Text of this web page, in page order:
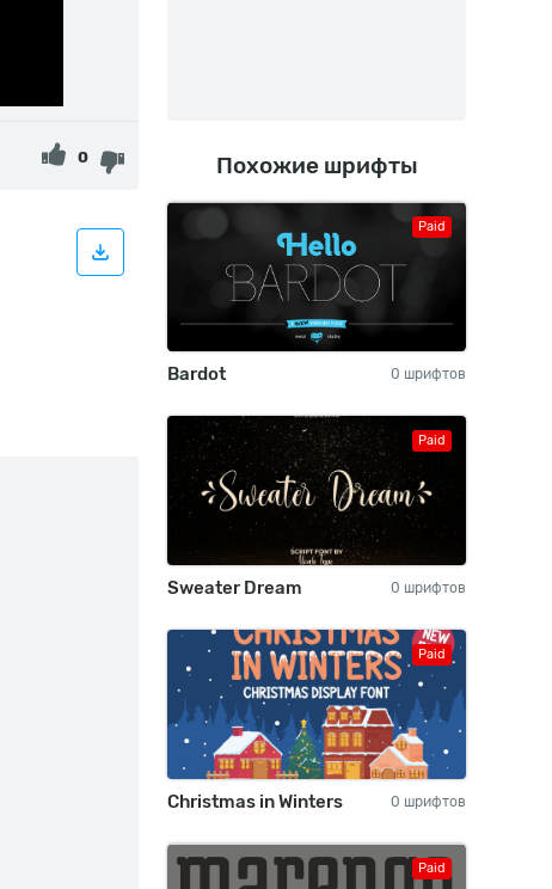
0 Похожие шрифты
Paid
Bardot 0 шрифтов
Paid
Sweater Dream 0 шрифтов
Paid
Christmas in Winters 0 шрифтов
Paid